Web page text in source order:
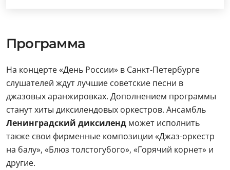
Программа
На концерте «День России» в Санкт-Петербурге
слушателей ждут лучшие советские песни в
джазовых аранжировках. Дополнением программы
станут хиты диксилендовых оркестров. Ансамбль
Ленинградский диксиленд может исполнить
также свои фирменные композиции «Джаз-оркестр
на балу», «Блюз толстогубого», «Горячий корнет» и
другие.